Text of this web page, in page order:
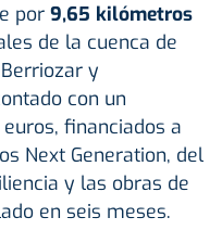
por 9,65 kilómetros
de la cuenca de
y
con un
financiados a
Next Generation, del
y las obras de
en seis meses.